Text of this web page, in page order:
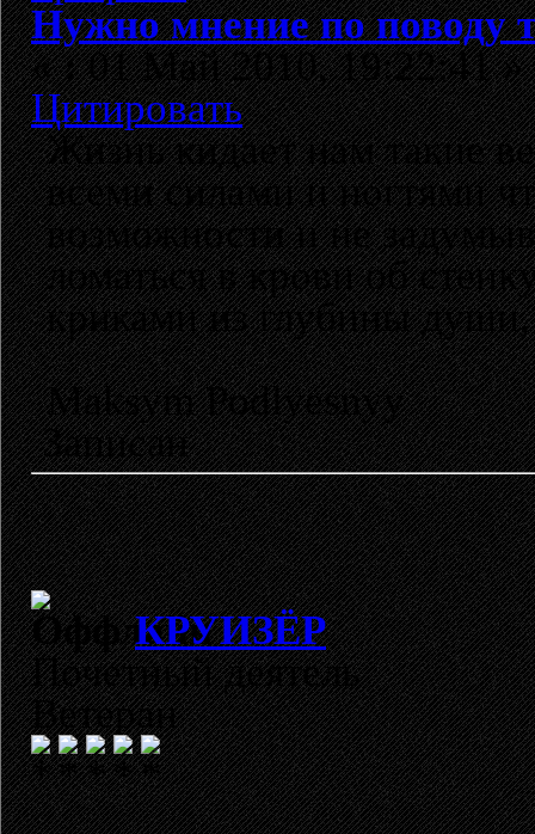
Нужно мнение по поводу
«:01 Май 2010, 19:22:41 »
Цитировать
Жизнь кидает нам такие
всеми силами и ногтями
возможности и не
ломаться в крови об
криками из глубины души,
Maksym Podlyesnyy
Записан
КРУИЗЁР
Почетный деятель
Ветеран